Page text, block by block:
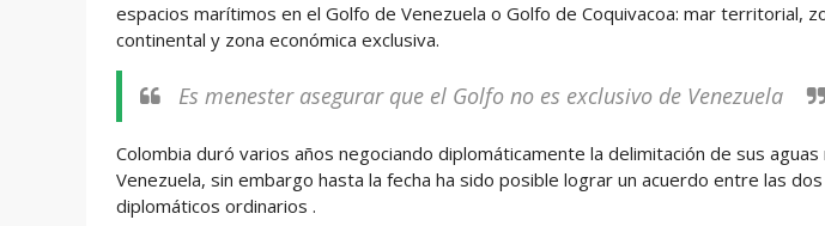
espacios marítimos en el Golfo de Venezuela o Golfo de Coquivacoa: mar territorial,
continental y zona económica exclusiva.
Es menester asegurar que el Golfo no es exclusivo de Venezuela
Colombia duró varios años negociando diplomáticamente la delimitación de sus
Venezuela, sin embargo hasta la fecha ha sido posible lograr un acuerdo entre las
diplomáticos ordinarios .